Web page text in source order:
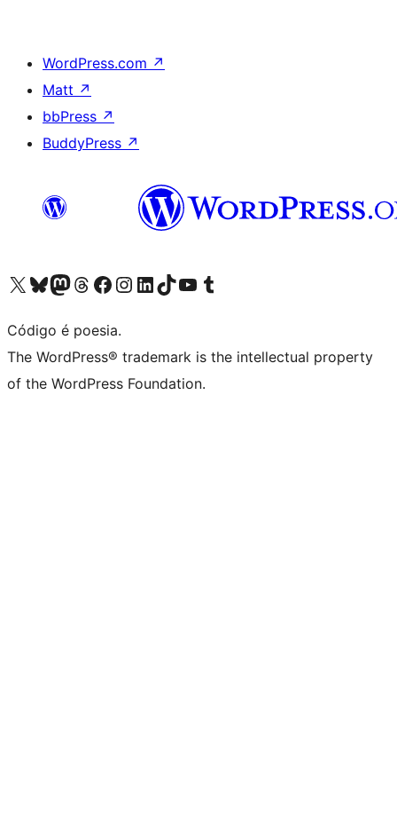
WordPress.com ↗
Matt ↗
bbPress ↗
BuddyPress ↗
Acessar nossa conta do X (antigo Twitter)
Acessar nossa conta do Bluesky
Acessar nossa conta do Mastodon
Acessar nossa conta do Threads
Acessar nossa página do Facebook
Acessar nossa conta do Instagram
Acessar nossa conta do LinkedIn
Acessar nossa conta do TikTok
Acessar nosso canal do YouTube
Acessar nossa conta no Tumblr
Código é poesia.
The WordPress® trademark is the intellectual property
of the WordPress Foundation.